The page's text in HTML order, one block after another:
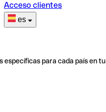
Acceso clientes
es
específicas para cada país en tu